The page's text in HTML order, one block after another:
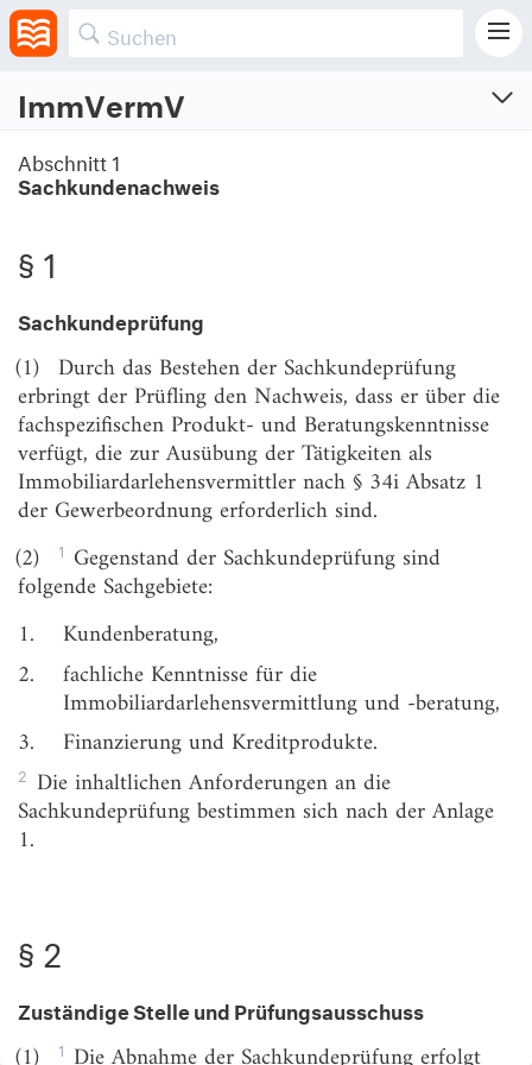
ImmVermV
Verordnung über Immobiliardarlehensvermittlung
Abschnitt 1
Sachkundenachweis
§ 1
Sachkundeprüfung
§ 2
Zuständige Stelle und Prüfungsausschuss
§ 3
Prüfungsinhalt, Verfahren
§ 5
Anerkennung von ausländischen
Befähigungsnachweisen im Rahmen der
Niederlassungsfreiheit
Abschnitt 2
Vermittlerregister
§ 6
Angaben zur Speicherung im Vermittlerregister
§ 7
Mitteilungspflichten
§ 8
§ 9
Umfang der Versicherung
§ 11
Abschnitt 1
Sachkundenachweis
§ 1
Sachkundeprüfung
(1) Durch das Bestehen der Sachkundeprüfung
erbringt der Prüfling den Nachweis, dass er über die
fachspezifischen Produkt- und Beratungskenntnisse
verfügt, die zur Ausübung der Tätigkeiten als
Immobiliardarlehensvermittler nach § 34i Absatz 1
der Gewerbeordnung erforderlich sind.
(2)
1 Gegenstand der Sachkundeprüfung sind
folgende Sachgebiete:
1.
Kundenberatung,
2.
fachliche Kenntnisse für die
Immobiliardarlehensvermittlung und -beratung,
3.
Finanzierung und Kreditprodukte.
2 Die inhaltlichen Anforderungen an die
Sachkundeprüfung bestimmen sich nach der Anlage
1.
§ 2
Zuständige Stelle und Prüfungsausschuss
1